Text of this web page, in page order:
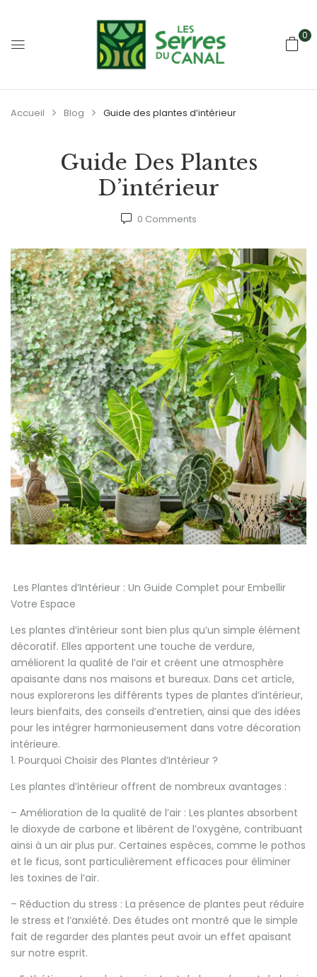
0
Accueil Blog Guide des plantes d’intérieur
Guide Des Plantes
D’intérieur
0 Comments
Les Plantes d’Intérieur : Un Guide Complet pour Embellir
Votre Espace
Les plantes d’intérieur sont bien plus qu’un simple élément
décoratif. Elles apportent une touche de verdure,
améliorent la qualité de l’air et créent une atmosphère
apaisante dans nos maisons et bureaux. Dans cet article,
nous explorerons les différents types de plantes d’intérieur,
leurs bienfaits, des conseils d’entretien, ainsi que des idées
pour les intégrer harmonieusement dans votre décoration
intérieure.
1. Pourquoi Choisir des Plantes d’Intérieur ?
Les plantes d’intérieur offrent de nombreux avantages :
– Amélioration de la qualité de l’air : Les plantes absorbent
le dioxyde de carbone et libèrent de l’oxygène, contribuant
ainsi à un air plus pur. Certaines espèces, comme le pothos
et le ficus, sont particulièrement efficaces pour éliminer
les toxines de l’air.
– Réduction du stress : La présence de plantes peut réduire
le stress et l’anxiété. Des études ont montré que le simple
fait de regarder des plantes peut avoir un effet apaisant
sur notre esprit.